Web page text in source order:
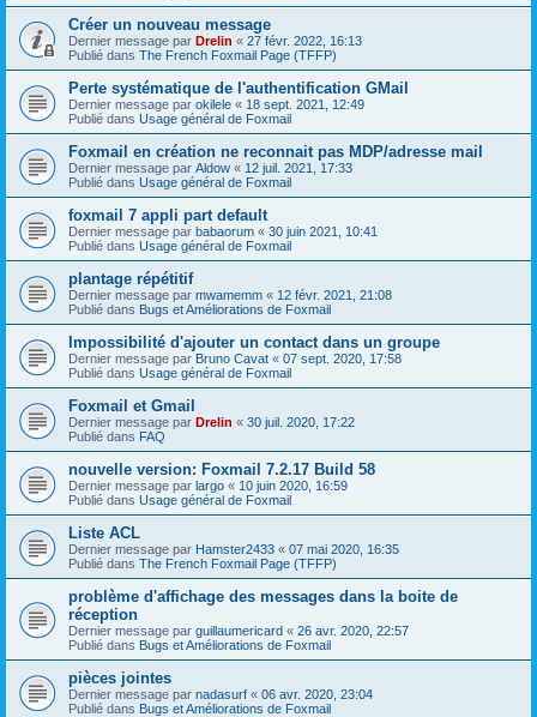
Créer un nouveau message
Dernier message par Drelin « 27 févr. 2022, 16:13
Publié dans The French Foxmail Page (TFFP)
Perte systématique de l'authentification GMail
Dernier message par okilele « 18 sept. 2021, 12:49
Publié dans Usage général de Foxmail
Foxmail en création ne reconnait pas MDP/adresse mail
Dernier message par Aldow « 12 juil. 2021, 17:33
Publié dans Usage général de Foxmail
foxmail 7 appli part default
Dernier message par babaorum « 30 juin 2021, 10:41
Publié dans Usage général de Foxmail
plantage répétitif
Dernier message par mwamemm « 12 févr. 2021, 21:08
Publié dans Bugs et Améliorations de Foxmail
Impossibilité d'ajouter un contact dans un groupe
Dernier message par Bruno Cavat « 07 sept. 2020, 17:58
Publié dans Usage général de Foxmail
Foxmail et Gmail
Dernier message par Drelin « 30 juil. 2020, 17:22
Publié dans FAQ
nouvelle version: Foxmail 7.2.17 Build 58
Dernier message par largo « 10 juin 2020, 16:59
Publié dans Usage général de Foxmail
Liste ACL
Dernier message par Hamster2433 « 07 mai 2020, 16:35
Publié dans The French Foxmail Page (TFFP)
problème d'affichage des messages dans la boite de
réception
Dernier message par guillaumericard « 26 avr. 2020, 22:57
Publié dans Bugs et Améliorations de Foxmail
pièces jointes
Dernier message par nadasurf « 06 avr. 2020, 23:04
Publié dans Bugs et Améliorations de Foxmail